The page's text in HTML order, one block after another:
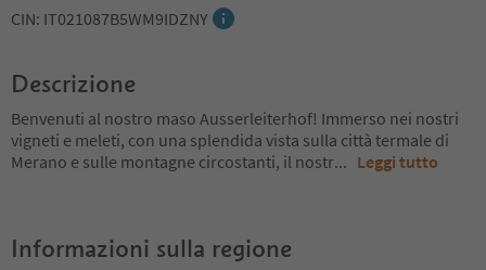
CIN: IT021087B5WM9IDZNY
Descrizione
Benvenuti al nostro maso Ausserleiterhof! Immerso nei nostri
vigneti e meleti, con una splendida vista sulla città termale di
Merano e sulle montagne circostanti, il nostr... Leggi tutto
Informazioni sulla regione